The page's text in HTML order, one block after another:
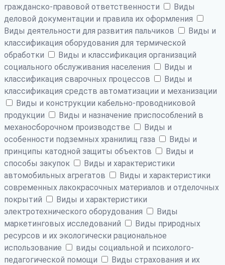
гражданско-правовой ответственности
Виды
деловой документации и правила их оформления
Виды деятельности для развития пальчиков
Виды и
классификация оборудования для термической
обработки
Виды и классификация организаций
социального обслуживания населения
Виды и
классификация сварочных процессов
Виды и
классификация средств автоматизации и механизации
Виды и конструкции кабельно-проводниковой
продукции
Виды и назначение приспособлений в
механосборочном производстве
Виды и
особенности подземных хранилищ газа
Виды и
принципы катодной защиты объектов
Виды и
способы закупок
Виды и характеристики
автомобильных агрегатов
Виды и характеристики
современных лакокрасочных материалов и отделочных
покрытий
Виды и характеристики
электротехнического оборудования
Виды
маркетинговых исследований
Виды природных
ресурсов и их экологически рациональное
использование
виды социальной и психолого-
педагогической помощи
Виды страхования и их